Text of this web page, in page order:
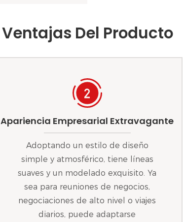
Ventajas Del Producto
Apariencia Empresarial Extravagante
Adoptando un estilo de diseño
simple y atmosférico, tiene líneas
suaves y un modelado exquisito. Ya
sea para reuniones de negocios,
negociaciones de alto nivel o viajes
diarios, puede adaptarse